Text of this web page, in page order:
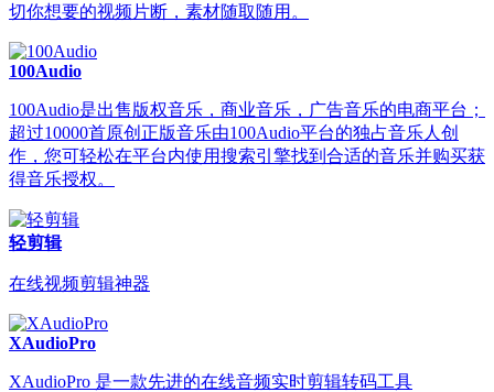
切你想要的视频片断，素材随取随用。
100Audio
100Audio是出售版权音乐，商业音乐，广告音乐的电商平台；
超过10000首原创正版音乐由100Audio平台的独占音乐人创
作，您可轻松在平台内使用搜索引擎找到合适的音乐并购买获
得音乐授权。
轻剪辑
在线视频剪辑神器
XAudioPro
XAudioPro 是一款先进的在线音频实时剪辑转码工具